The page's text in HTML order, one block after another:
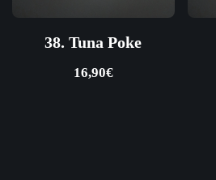
38. Tuna Poke
16,90€